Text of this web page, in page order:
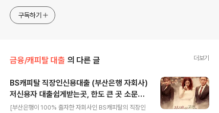
야~구독하기
금융/캐피탈 대출 의 다른 글 더보기
BS캐피탈 직장인신용대출 (부산은행 자회사)
저신용자 대출쉽게받는곳, 한도 큰 곳 소문난
이유!
[부산은행이 100% 출자한 자회사인 BS캐피탈의 직장인